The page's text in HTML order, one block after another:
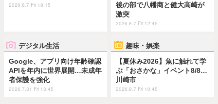
2026.8.7 Fri 18:15
後の部で八幡商と健大高崎が
激突
2026.8.7 Fri 12:45
デジタル生活
Google、アプリ向け年齢確認
APIを年内に世界展開…未成年
者保護を強化
2026.7.31 Fri 13:45
趣味・娯楽
【夏休み2026】魚に触れて学
ぶ「おさかな」イベント8/8…
川崎市
2026.8.7 Fri 10:45